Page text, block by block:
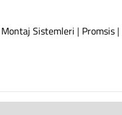
Montaj Sistemleri | Promsis |